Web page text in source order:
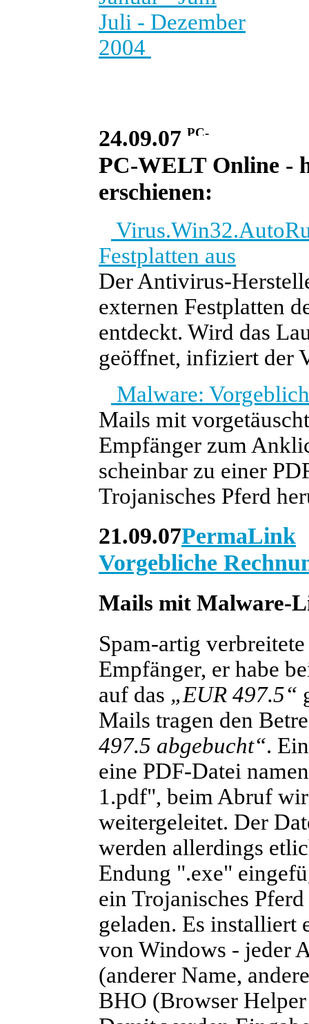
Juli - Dezember
2004
24.09.07
PC-WELT Online -
erschienen:
Festplatten aus
Der Antivirus-
externen Festplatten
entdeckt. Wird das
geöffnet, infiziert der
Malware:
Mails mit
Empfänger zum
scheinbar zu einer
Trojanisches Pferd
21.09.07PermaLink
Vorgebliche
Mails mit Malware-
Spam-artig
Empfänger, er habe
auf das „EUR 497.5“
Mails tragen den
497.5 abgebucht“.
eine PDF-Datei
1.pdf", beim Abruf
weitergeleitet. Der
werden allerdings
Endung ".exe"
ein Trojanisches
geladen. Es installiert
von Windows - jeder
(anderer Name,
BHO (Browser